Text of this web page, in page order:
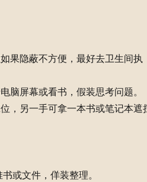
果隐蔽不方便，最好去卫生间执
脑屏幕或看书，假装思考问题。
，另一手可拿一本书或笔记本遮
或文件，佯装整理。